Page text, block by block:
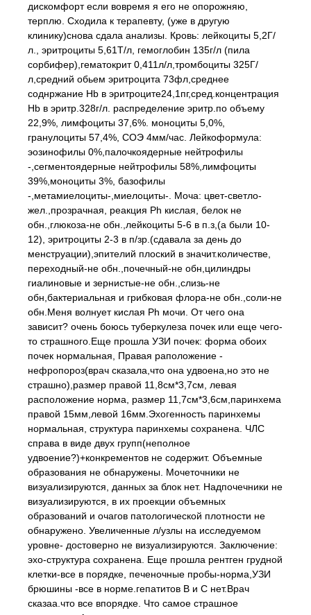
дискомфорт если вовремя я его не опорожняю,
терплю. Сходила к терапевту, (уже в другую
клинику)снова сдала анализы. Кровь: лейкоциты 5,2Г/
л., эритроциты 5,61Т/л, гемоглобин 135г/л (пила
сорбифер),гематокрит 0,411л/л,тромбоциты 325Г/
л,средний обьем эритроцита 73фл,среднее
соднржание Hb в эритроците24,1пг,сред.концентрация
Hb в эритр.328г/л. распределение эритр.по объему
22,9%, лимфоциты 37,6%. моноциты 5,0%,
гранулоциты 57,4%, СОЭ 4мм/час. Лейкоформула:
эозинофилы 0%,палочкоядерные нейтрофилы
-,сегментоядерные нейтрофилы 58%,лимфоциты
39%,моноциты 3%, базофилы
-,метамиелоциты-,миелоциты-. Моча: цвет-светло-
жел.,прозрачная, реакция Рh кислая, белок не
обн.,глюкоза-не обн.,лейкоциты 5-6 в п.з,(а были 10-
12), эритроциты 2-3 в п/зр.(сдавала за день до
менструации),эпителий плоский в значит.количестве,
переходный-не обн.,почечный-не обн,цилиндры
гиалиновые и зернистые-не обн.,слизь-не
обн,бактериальная и грибковая флора-не обн.,соли-не
обн.Меня волнует кислая Ph мочи. От чего она
зависит? очень боюсь туберкулеза почек или еще чего-
то страшного.Еще прошла УЗИ почек: форма обоих
почек нормальная, Правая раположение -
нефропороз(врач сказала,что она удвоена,но это не
страшно),размер правой 11,8см*3,7см, левая
расположение норма, размер 11,7см*3,6см,паринхема
правой 15мм,левой 16мм.Эхогенность паринхемы
нормальная, структура паринхемы сохранена. ЧЛС
справа в виде двух групп(неполное
удвоение?)+конкрементов не содержит. Объемные
образования не обнаружены. Мочеточники не
визуализируются, данных за блок нет. Надпочечники не
визуализируются, в их проекции объемных
образований и очагов патологической плотности не
обнаружено. Увеличенные л/узлы на исследуемом
уровне- достоверно не визуализируются. Заключение:
эхо-структура сохранена. Еще прошла рентген грудной
клетки-все в порядке, печеночные пробы-норма,УЗИ
брюшины -все в норме.гепатитов В и С нет.Врач
сказаа.что все впорядке. Что самое страшное